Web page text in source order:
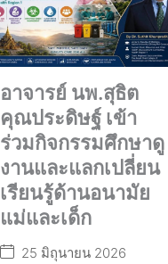
อาจารย์ นพ.สุธิต
คุณประดิษฐ์ เข้า
ร่วมกิจกรรมศึกษาดู
งานและแลกเปลี่ยน
เรียนรู้ด้านอนามัย
แม่และเด็ก
25 มิถุนายน 2026